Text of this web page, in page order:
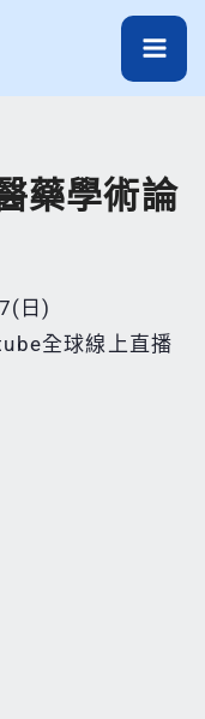
藥學術論
日)
全球線上直播